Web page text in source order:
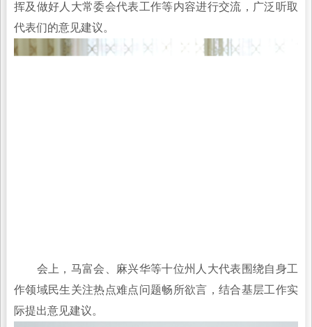
挥及做好人大常委会代表工作等内容进行交流，广泛听取
代表们的意见建议。
会上，马富会、麻兴华等十位州人大代表围绕自身工
作领域民生关注热点难点问题畅所欲言，结合基层工作实
际提出意见建议。